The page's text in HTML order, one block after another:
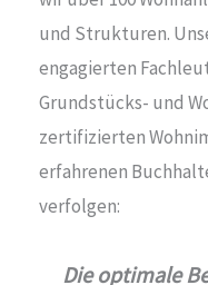
und Strukturen.
engagierten
Grundstücks- und
zertifizierten
erfahrenen
verfolgen:
Die optimale